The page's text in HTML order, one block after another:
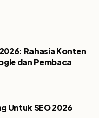
Rahasia Konten
dan Pembaca
Untuk SEO 2026